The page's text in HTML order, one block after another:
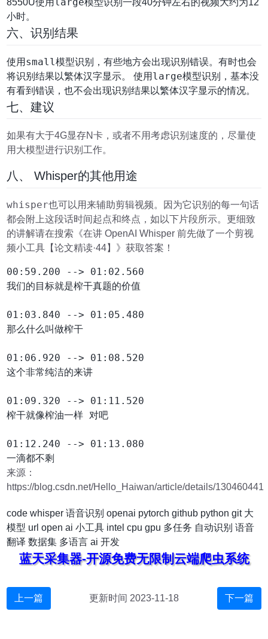
小时。
六、识别结果
使用 small模型识别，有些地方会出现识别错误。有时也会
将识别结果以繁体汉字显示。 使用 large模型识别，基本没
有看到错误，也不会出现识别结果以繁体汉字显示的情况。
七、建议
如果有大于4G显存N卡，或者不用考虑识别速度的，尽量使
用大模型进行识别工作。
八、 Whisper的其他用途
whisper也可以用来辅助剪辑视频。因为它识别的每一句话
都会附上这段话时间起点和终点，如以下片段所示。更细致
的讲解请在搜索《在讲 OpenAI Whisper 前先做了一个剪视
频小工具【论文精读·44】》获取答案！
00:59.200 --> 01:02.560
我们的目标就是榨干真题的价值
01:03.840 --> 01:05.480
那么什么叫做榨干
01:06.920 --> 01:08.520
这个非常纯洁的来讲
01:09.320 --> 01:11.520
榨干就像榨油一样 对吧
01:12.240 --> 01:13.080
来源：
https://blog.csdn.net/Hello_Haiwan/article/details/130460441
code whisper 语音识别 openai pytorch github python git 大
模型 url open ai 小工具 intel cpu gpu 多任务 自动识别 语音
翻译 数据集 多语言 ai 开发
蓝天采集器-开源免费无限制云端爬虫系统
上一篇 更新时间 2023-11-18 下一篇